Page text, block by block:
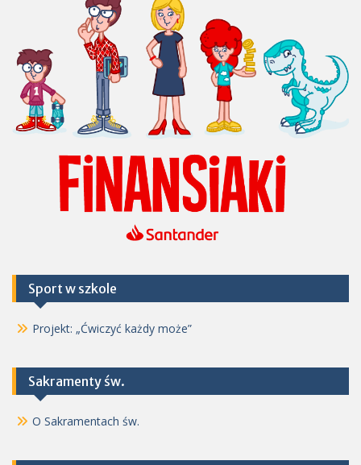
Sport w szkole
Projekt: „Ćwiczyć każdy może”
Sakramenty św.
O Sakramentach św.